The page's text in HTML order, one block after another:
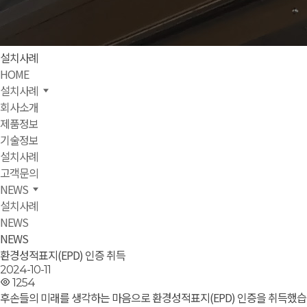
설치사례
HOME
설치사례
회사소개
제품정보
기술정보
설치사례
고객문의
NEWS
설치사례
NEWS
NEWS
환경성적표지(EPD) 인증 취득
2024-10-11
1254
후손들의 미래를 생각하는 마음으로 환경성적표지(EPD) 인증을 취득했